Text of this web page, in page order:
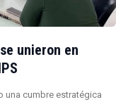
unieron en
una cumbre estratégica